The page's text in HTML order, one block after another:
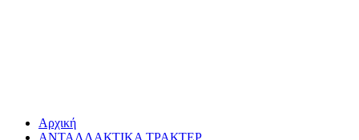
Αρχική
ΑΝΤΑΛΛΑΚΤΙΚΑ ΤΡΑΚΤΕΡ